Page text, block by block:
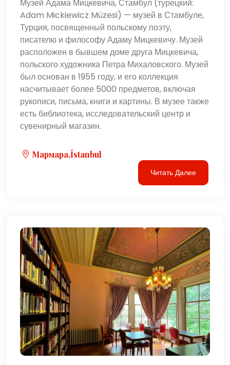
Музей Адама Мицкевича, Стамбул (турецкий:
Adam Mickiewicz Müzesi) — музей в Стамбуле,
Турция, посвященный польскому поэту,
писателю и философу Адаму Мицкевичу. Музей
расположен в бывшем доме друга Мицкевича,
польского художника Петра Михаловского. Музей
был основан в 1955 году, и его коллекция
насчитывает более 5000 предметов, включая
рукописи, письма, книги и картины. В музее также
есть библиотека, исследовательский центр и
сувенирный магазин.
Мармара,İstanbul
Читать Далее